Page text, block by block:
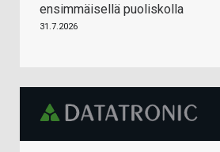
ensimmäisellä puoliskolla
31.7.2026